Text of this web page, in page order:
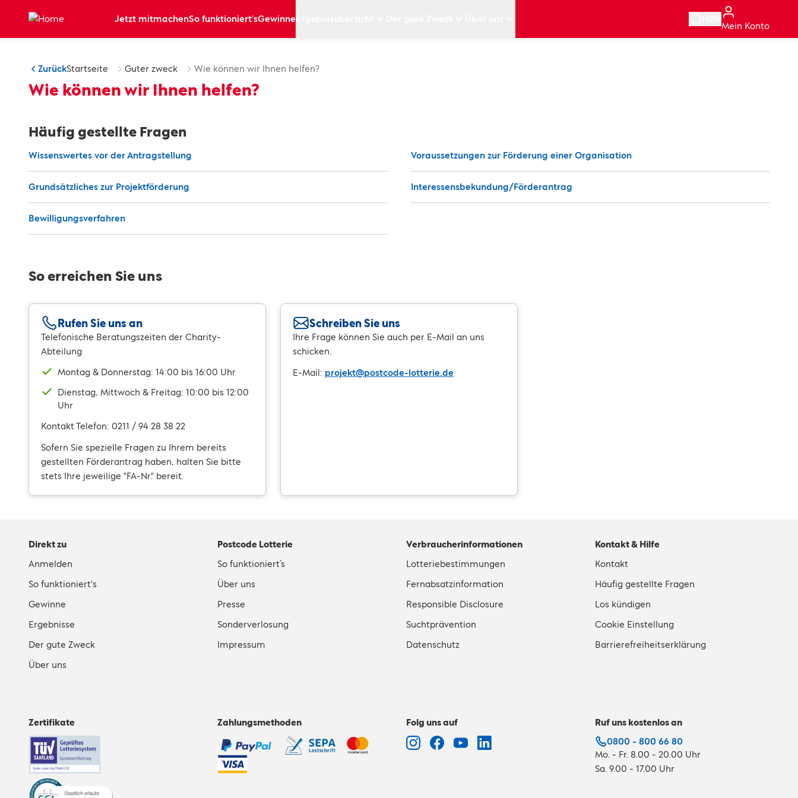
Zum Hauptinhalt springen
Jetzt mitmachenSo funktioniert'sGewinne
Mein Konto
Projektförderung
ZurückStartseite Guter zweck Wie können wir Ihnen helfen?
Wie können wir Ihnen helfen?
Häufig gestellte Fragen
Wissenswertes vor der Antragstellung Voraussetzungen zur Förderung einer Organisation
Grundsätzliches zur Projektförderung Interessensbekundung/Förderantrag
Bewilligungsverfahren
So erreichen Sie uns
Rufen Sie uns an
Telefonische Beratungszeiten der Charity-
Abteilung
Montag & Donnerstag: 14:00 bis 16:00 Uhr
Dienstag, Mittwoch & Freitag: 10:00 bis 12:00
Uhr
Kontakt Telefon: 0211 / 94 28 38 22
Sofern Sie spezielle Fragen zu Ihrem bereits
gestellten Förderantrag haben, halten Sie bitte
stets Ihre jeweilige "FA-Nr." bereit.
Schreiben Sie uns
Ihre Frage können Sie auch per E-Mail an uns
schicken.
E-Mail: projekt@postcode-lotterie.de
Direkt zu
Anmelden
So funktioniert's
Gewinne
Ergebnisse
Der gute Zweck
Über uns
Postcode Lotterie
So funktioniert’s
Über uns
Presse
Sonderverlosung
Impressum
Verbraucherinformationen
Lotteriebestimmungen
Fernabsatzinformation
Responsible Disclosure
Suchtprävention
Datenschutz
Kontakt & Hilfe
Kontakt
Häufig gestellte Fragen
Los kündigen
Cookie Einstellung
Barrierefreiheitserklärung
Zertifikate Zahlungsmethoden Folg uns auf
Ruf uns kostenlos an
0800 - 800 66 80
Mo. - Fr. 8.00 - 20.00 Uhr
Sa. 9.00 - 17.00 Uhr